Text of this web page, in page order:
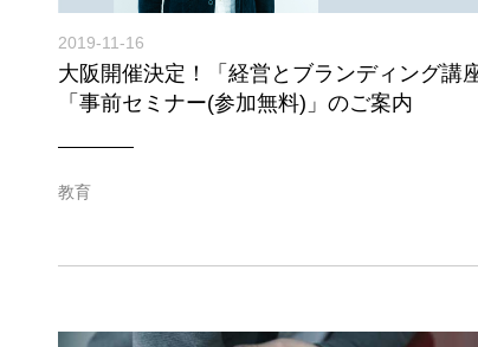
2019-11-16
大阪開催決定！「経営とブランディング講座
「事前セミナー(参加無料)」のご案内
教育